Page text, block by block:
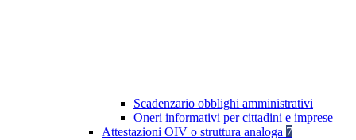
Scadenzario obblighi amministrativi
Oneri informativi per cittadini e imprese
Attestazioni OIV o struttura analoga 7